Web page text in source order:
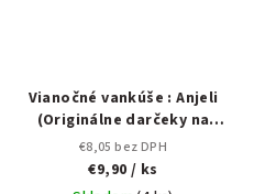
Vianočné vankúše : Anjeli
(Originálne darčeky na
Vianoce.)
€8,05 bez DPH
€9,90 / ks